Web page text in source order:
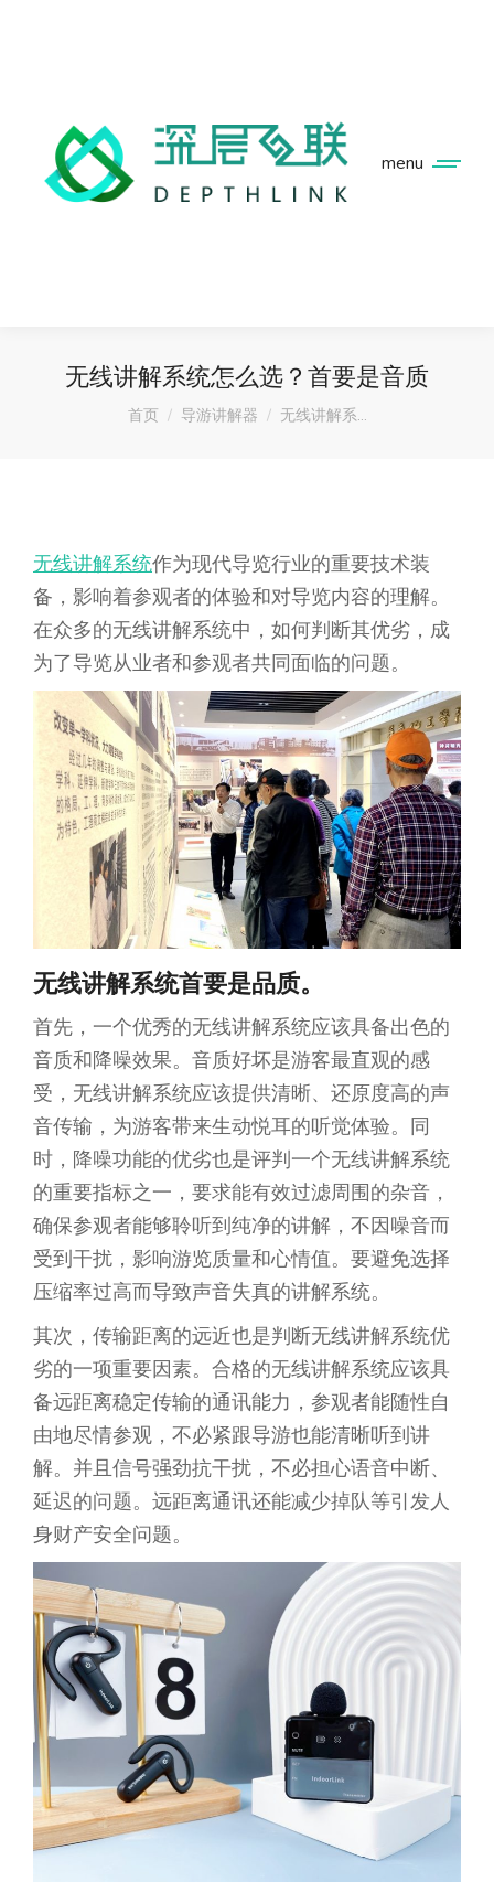
menu
无线讲解系统怎么选？首要是音质
您在这里：
首页 导游讲解器 无线讲解系…
无线讲解系统作为现代导览行业的重要技术装
备，影响着参观者的体验和对导览内容的理解。
在众多的无线讲解系统中，如何判断其优劣，成
为了导览从业者和参观者共同面临的问题。
无线讲解系统首要是品质。
首先，一个优秀的无线讲解系统应该具备出色的
音质和降噪效果。音质好坏是游客最直观的感
受，无线讲解系统应该提供清晰、还原度高的声
音传输，为游客带来生动悦耳的听觉体验。同
时，降噪功能的优劣也是评判一个无线讲解系统
的重要指标之一，要求能有效过滤周围的杂音，
确保参观者能够聆听到纯净的讲解，不因噪音而
受到干扰，影响游览质量和心情值。要避免选择
压缩率过高而导致声音失真的讲解系统。
其次，传输距离的远近也是判断无线讲解系统优
劣的一项重要因素。合格的无线讲解系统应该具
备远距离稳定传输的通讯能力，参观者能随性自
由地尽情参观，不必紧跟导游也能清晰听到讲
解。并且信号强劲抗干扰，不必担心语音中断、
延迟的问题。远距离通讯还能减少掉队等引发人
身财产安全问题。